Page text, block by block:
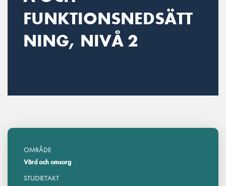
FUNKTIONSNEDSÄTT
NING, NIVÅ 2
OMRÅDE
Vård och omsorg
STUDIETAKT